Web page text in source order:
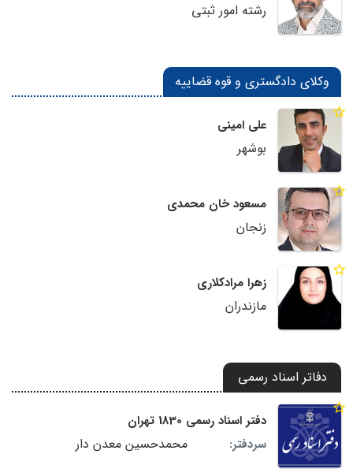
رشته امور ثبتی
وکلای دادگستری و قوه قضاییه
علی امینی
بوشهر
مسعود خان محمدی
زنجان
زهرا مرادکلاری
مازندران
دفاتر اسناد رسمی
دفتر اسناد رسمی 1830 تهران
سردفتر:
محمدحسین معدن دار